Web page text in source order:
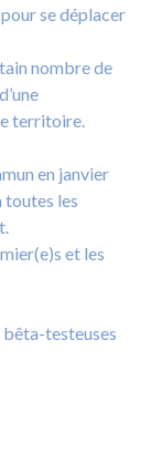
se déplacer
nombre de
territoire.
en janvier
toutes les
et les
testeuses